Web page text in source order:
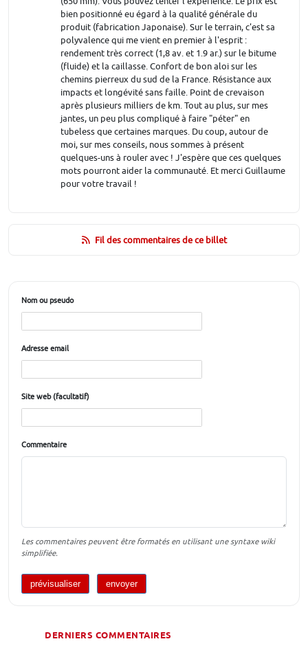
bien positionné eu égard à la qualité générale du
produit (fabrication Japonaise). Sur le terrain, c'est sa
polyvalence qui me vient en premier à l'esprit :
rendement très correct (1,8 av. et 1.9 ar.) sur le bitume
(fluide) et la caillasse. Confort de bon aloi sur les
chemins pierreux du sud de la France. Résistance aux
impacts et longévité sans faille. Point de crevaison
après plusieurs milliers de km. Tout au plus, sur mes
jantes, un peu plus compliqué à faire "péter" en
tubeless que certaines marques. Du coup, autour de
moi, sur mes conseils, nous sommes à présent
quelques-uns à rouler avec ! J'espère que ces quelques
mots pourront aider la communauté. Et merci Guillaume
pour votre travail !
Fil des commentaires de ce billet
Nom ou pseudo
Adresse email
Site web (facultatif)
Commentaire
Les commentaires peuvent être formatés en utilisant une syntaxe wiki
simplifiée.
DERNIERS COMMENTAIRES